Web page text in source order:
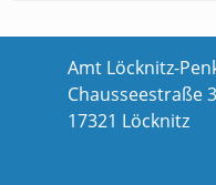
Amt Löcknitz-
Chausseestraße
17321 Löcknitz